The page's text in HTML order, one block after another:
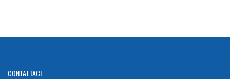
CONTATTACI